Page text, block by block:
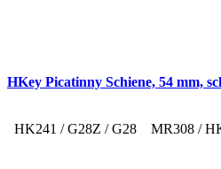
HKey Picatinny Schiene, 54 mm,
HK241 / G28Z / G28 MR308 /